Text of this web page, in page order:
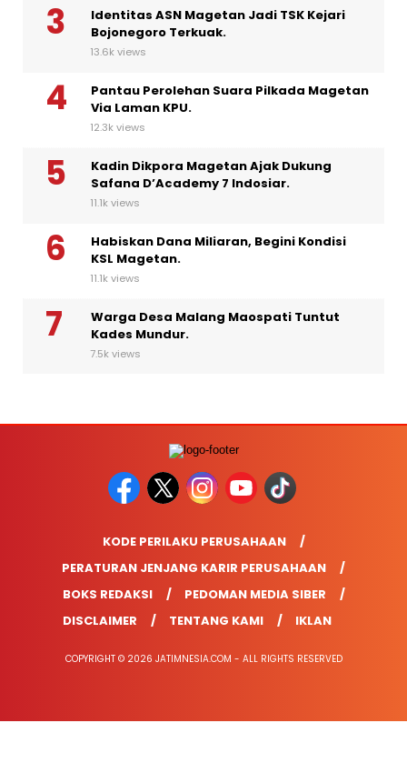
Identitas ASN Magetan Jadi TSK Kejari
Bojonegoro Terkuak.
13.6k views
Pantau Perolehan Suara Pilkada Magetan
Via Laman KPU.
12.3k views
Kadin Dikpora Magetan Ajak Dukung
Safana D’Academy 7 Indosiar.
11.1k views
Habiskan Dana Miliaran, Begini Kondisi
KSL Magetan.
11.1k views
Warga Desa Malang Maospati Tuntut
Kades Mundur.
7.5k views
KODE PERILAKU PERUSAHAAN
PERATURAN JENJANG KARIR PERUSAHAAN
BOKS REDAKSI
PEDOMAN MEDIA SIBER
DISCLAIMER
TENTANG KAMI IKLAN
COPYRIGHT © 2026 JATIMNESIA.COM - ALL RIGHTS RESERVED